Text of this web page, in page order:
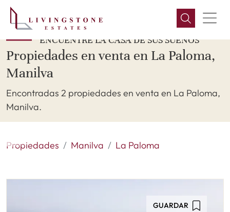
ENCUENTRE LA CASA DE SUS SUEÑOS
Propiedades en venta en La Paloma,
Manilva
Encontradas 2 propiedades en venta en La Paloma,
Manilva.
Propiedades Manilva La Paloma
GUARDAR